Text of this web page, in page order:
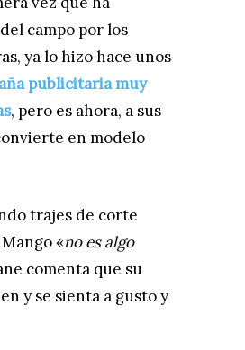
campo por los
ya lo hizo hace unos
publicitaria muy
, pero es ahora, a sus
en modelo
trajes de corte
«no es algo
comenta que su
y se sienta a gusto y